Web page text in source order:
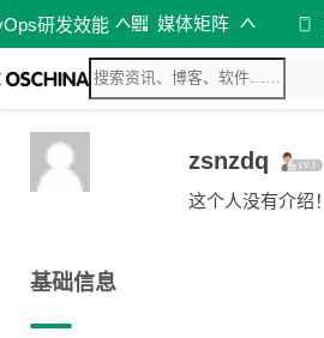
研发效能 媒体矩阵
zsnzdq
这个人没有介绍！
基础信息